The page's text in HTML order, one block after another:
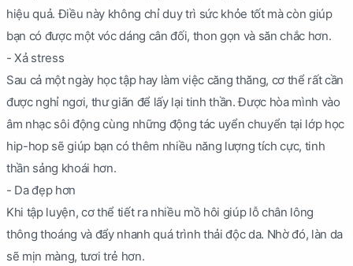
hiệu quả. Điều này không chỉ duy trì sức khỏe tốt mà còn giúp
bạn có được một vóc dáng cân đối, thon gọn và săn chắc hơn.
- Xả stress
Sau cả một ngày học tập hay làm việc căng thăng, cơ thể rất cần
được nghỉ ngơi, thư giãn để lấy lại tinh thần. Được hòa mình vào
âm nhạc sôi động cùng những động tác uyển chuyển tại lớp học
hip-hop sẽ giúp bạn có thêm nhiều năng lượng tích cực, tinh
thần sảng khoái hơn.
- Da đẹp hơn
Khi tập luyện, cơ thể tiết ra nhiều mồ hôi giúp lỗ chân lông
thông thoáng và đẩy nhanh quá trình thải độc da. Nhờ đó, làn da
sẽ mịn màng, tươi trẻ hơn.